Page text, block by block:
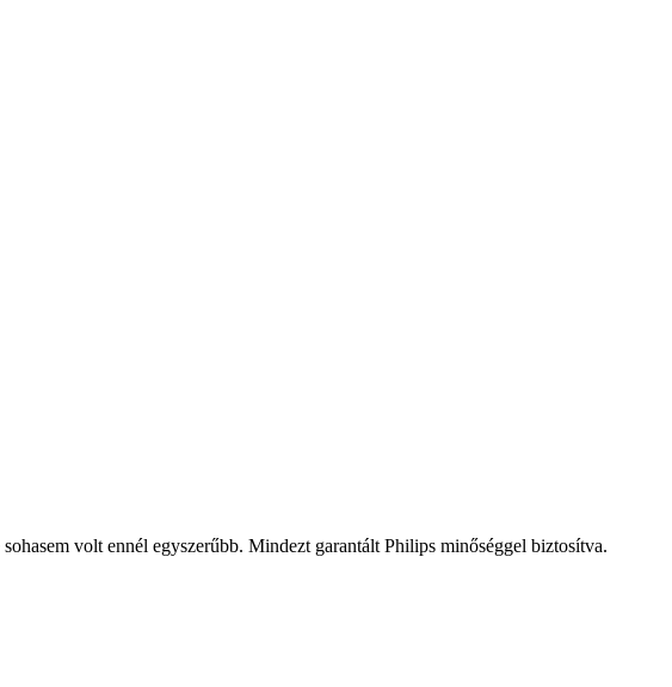
volt ennél egyszerűbb. Mindezt garantált Philips minőséggel biztosítva.